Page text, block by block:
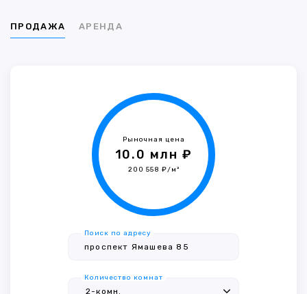
ПРОДАЖА АРЕНДА
Рыночная цена
10.0 млн ₽
200 558 ₽/м²
Поиск по адресу
Количество комнат